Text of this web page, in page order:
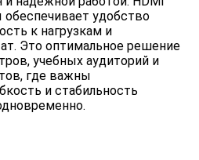
удобство
к нагрузкам и
Это оптимальное решение
учебных аудиторий и
где важны
и стабильность